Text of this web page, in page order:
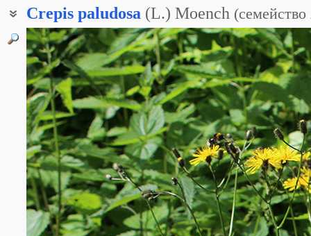
Crepis paludosa (L.) Moench (семейство